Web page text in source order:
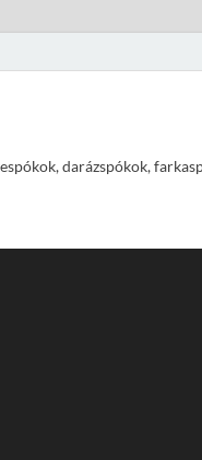
darázspókok,